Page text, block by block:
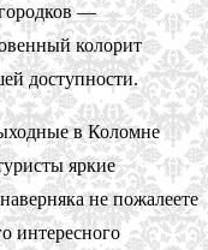
—
колорит
доступности.
в Коломне
яркие
не пожалеете
интересного